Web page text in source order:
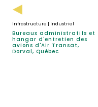
Infrastructure | Industriel
Bureaux administratifs et
hangar d'entretien des
avions d'Air Transat,
Dorval, Québec